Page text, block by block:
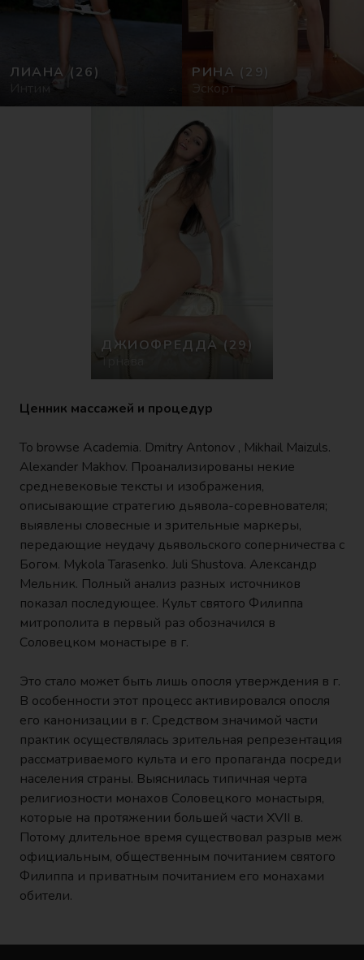
ЛИАНА (26)
Интим
РИНА (29)
Эскорт
ДЖИОФРЕДДА (29)
Трнава
Ценник массажей и процедур
To browse Academia. Dmitry Antonov , Mikhail Maizuls.
Alexander Makhov. Проанализированы некие
средневековые тексты и изображения,
описывающие стратегию дьявола-соревнователя;
выявлены словесные и зрительные маркеры,
передающие неудачу дьявольского соперничества с
Богом. Mykola Tarasenko. Juli Shustova. Александр
Мельник. Полный анализ разных источников
показал последующее. Культ святого Филиппа
митрополита в первый раз обозначился в
Соловецком монастыре в г.
Это стало может быть лишь опосля утверждения в г.
В особенности этот процесс активировался опосля
его канонизации в г. Средством значимой части
практик осуществлялась зрительная репрезентация
рассматриваемого культа и его пропаганда посреди
населения страны. Выяснилась типичная черта
религиозности монахов Соловецкого монастыря,
которые на протяжении большей части XVII в.
Потому длительное время существовал разрыв меж
официальным, общественным почитанием святого
Филиппа и приватным почитанием его монахами
обители.